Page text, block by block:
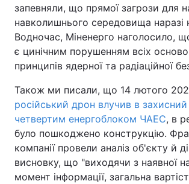
запевняли, що прямої загрози для
навколишнього середовища наразі
Водночас, Міненерго наголосило, що
є цинічним порушенням всіх
принципів ядерної та радіаційної
Також ми писали, що 14 лютого
російський дрон влучив в
четвертим енергоблоком ЧАЕС, в
було пошкоджено конструкцію.
компанії провели аналіз об'єкту й
висновку, що "виходячи з наявної
момент інформації, загальна